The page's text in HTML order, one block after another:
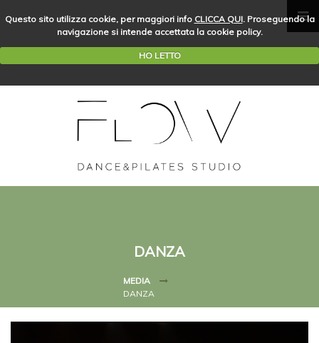
Questo sito utilizza cookie, per maggiori info CLICCA QUI. Proseguendo la
navigazione si intende accettata la cookie policy.
HO LETTO
DANZA
MEDIA
DANZA